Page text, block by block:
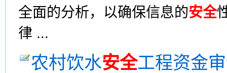
全面的分析，以确保信息的安全
律 ...
农村饮水安全工程资金